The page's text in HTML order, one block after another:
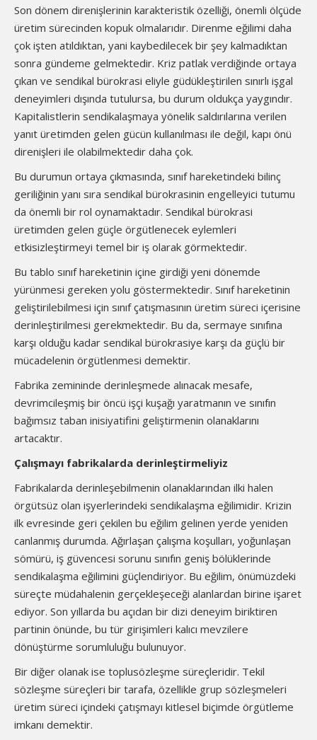
Son dönem direnişlerinin karakteristik özelliği, önemli ölçüde
üretim sürecinden kopuk olmalarıdır. Direnme eğilimi daha
çok işten atıldıktan, yani kaybedilecek bir şey kalmadıktan
sonra gündeme gelmektedir. Kriz patlak verdiğinde ortaya
çıkan ve sendikal bürokrasi eliyle güdükleştirilen sınırlı işgal
deneyimleri dışında tutulursa, bu durum oldukça yaygındır.
Kapitalistlerin sendikalaşmaya yönelik saldırılarına verilen
yanıt üretimden gelen gücün kullanılması ile değil, kapı önü
direnişleri ile olabilmektedir daha çok.
Bu durumun ortaya çıkmasında, sınıf hareketindeki bilinç
geriliğinin yanı sıra sendikal bürokrasinin engelleyici tutumu
da önemli bir rol oynamaktadır. Sendikal bürokrasi
üretimden gelen güçle örgütlenecek eylemleri
etkisizleştirmeyi temel bir iş olarak görmektedir.
Bu tablo sınıf hareketinin içine girdiği yeni dönemde
yürünmesi gereken yolu göstermektedir. Sınıf hareketinin
geliştirilebilmesi için sınıf çatışmasının üretim süreci içerisine
derinleştirilmesi gerekmektedir. Bu da, sermaye sınıfına
karşı olduğu kadar sendikal bürokrasiye karşı da güçlü bir
mücadelenin örgütlenmesi demektir.
Fabrika zemininde derinleşmede alınacak mesafe,
devrimcileşmiş bir öncü işçi kuşağı yaratmanın ve sınıfın
bağımsız taban inisiyatifini geliştirmenin olanaklarını
artacaktır.
Çalışmayı fabrikalarda derinleştirmeliyiz
Fabrikalarda derinleşebilmenin olanaklarından ilki halen
örgütsüz olan işyerlerindeki sendikalaşma eğilimidir. Krizin
ilk evresinde geri çekilen bu eğilim gelinen yerde yeniden
canlanmış durumda. Ağırlaşan çalışma koşulları, yoğunlaşan
sömürü, iş güvencesi sorunu sınıfın geniş bölüklerinde
sendikalaşma eğilimini güçlendiriyor. Bu eğilim, önümüzdeki
süreçte müdahalenin gerçekleşeceği alanlardan birine işaret
ediyor. Son yıllarda bu açıdan bir dizi deneyim biriktiren
partinin önünde, bu tür girişimleri kalıcı mevzilere
dönüştürme sorumluluğu bulunuyor.
Bir diğer olanak ise toplusözleşme süreçleridir. Tekil
sözleşme süreçleri bir tarafa, özellikle grup sözleşmeleri
üretim süreci içindeki çatışmayı kitlesel biçimde örgütleme
imkanı demektir.